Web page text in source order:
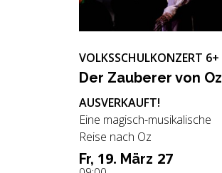
Fr, 19. März 27
VOLKSSCHULKONZERT 6+
Der Zau­be­rer von Oz
AUSVERKAUFT!
Eine magisch-musikalische
Reise nach Oz